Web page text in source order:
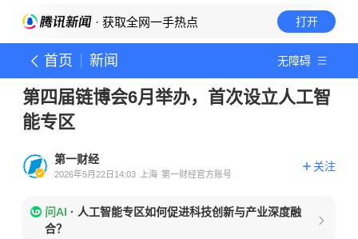
· 获取全网一手热点 打开
首页 新闻 无障碍
第四届链博会6月举办，首次设立人工智
能专区
第一财经
2026年5月22日14:03 上海 第一财经官方账号
关注
问AI · 人工智能专区如何促进科技创新与产业深度融
合？